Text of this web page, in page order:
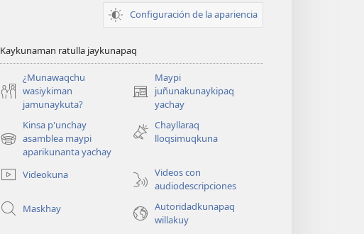
Configuración de la apariencia
Kaykunaman ratulla jaykunapaq
¿Munawaqchu
wasiykiman
jamunaykuta?
Maypi
juñunakunaykipaq
yachay
(abre
nueva
ventana)
Kinsa p'unchay
asamblea maypi
aparikunanta yachay
(abre
nueva
Chayllaraq
lloqsimuqkuna
Videokuna
Videos con
audiodescripciones
Maskhay
Autoridadkunapaq
willakuy